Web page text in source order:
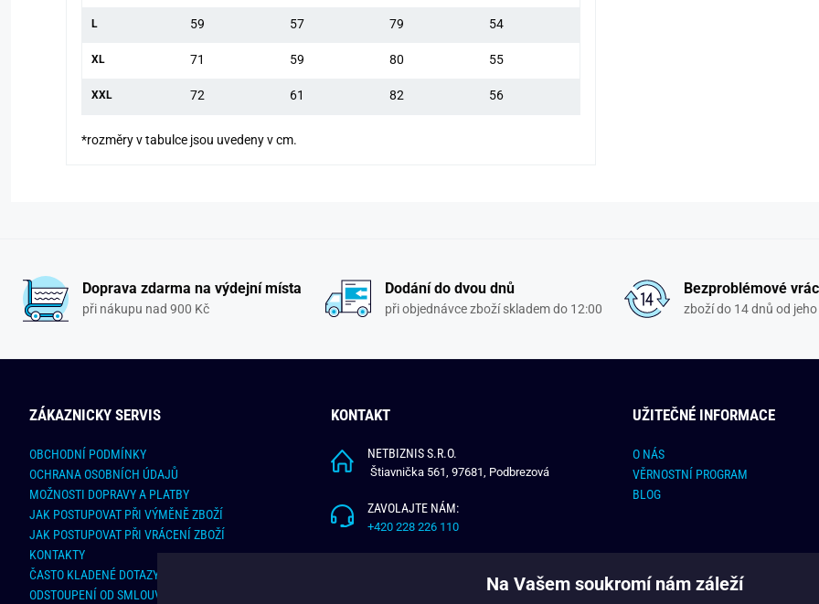
L 59 57 79 54
XL 71 59 80 55
XXL 72 61 82 56
*rozměry v tabulce jsou uvedeny v cm.
Doprava zdarma na výdejní místa
při nákupu nad 900 Kč
Dodání do dvou dnů
při objednávce zboží skladem do 12:00
Bezproblémové
zboží do 14 dnů od
ZÁKAZNICKY SERVIS
OBCHODNÍ PODMÍNKY
OCHRANA OSOBNÍCH ÚDAJŮ
MOŽNOSTI DOPRAVY A PLATBY
JAK POSTUPOVAT PŘI VÝMĚNĚ ZBOŽÍ
JAK POSTUPOVAT PŘI VRÁCENÍ ZBOŽÍ
KONTAKTY
ČASTO KLADENÉ DOTAZY
ODSTOUPENÍ OD SMLOUVY - ONLINE FORMULÁŘ
KONTAKT
NETBIZNIS S.R.O.
Štiavnička 561, 97681, Podbrezová
ZAVOLAJTE NÁM:
+420 228 226 110
UŽITEČNÉ INFORMACE
O NÁS
VĚRNOSTNÍ PROGRAM
BLOG
Na Vašem soukromí nám záleží